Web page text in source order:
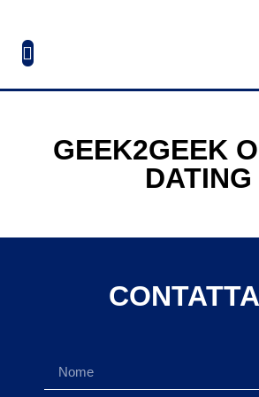
GEEK2GEEK
DATING